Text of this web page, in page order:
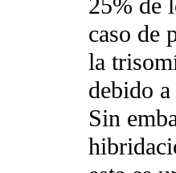
25% de
caso de
la
debido
Sin